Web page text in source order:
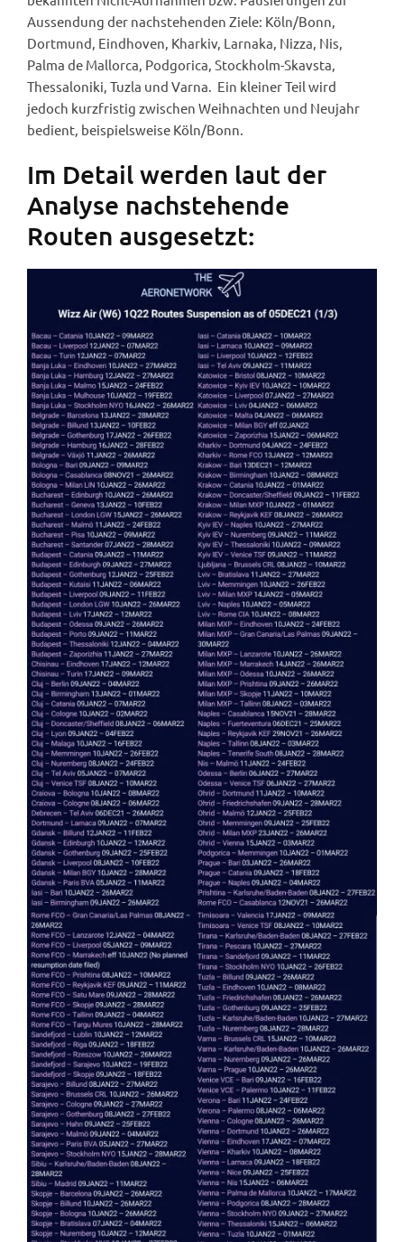
Aussendung der nachstehenden Ziele: Köln/Bonn,
Dortmund, Eindhoven, Kharkiv, Larnaka, Nizza, Nis,
Palma de Mallorca, Podgorica, Stockholm-Skavsta,
Thessaloniki, Tuzla und Varna. Ein kleiner Teil wird
jedoch kurzfristig zwischen Weihnachten und Neujahr
bedient, beispielsweise Köln/Bonn.
Im Detail werden laut der
Analyse nachstehende
Routen ausgesetzt: